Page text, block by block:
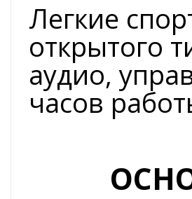
Легкие
открытого
аудио,
часов